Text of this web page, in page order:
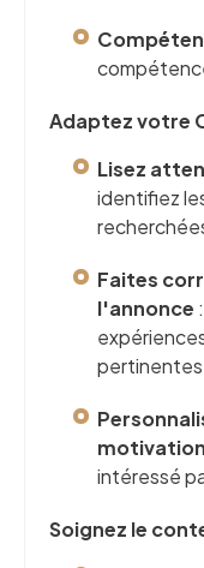
Adaptez votre
Lisez
identifiez
Faites
l'annonce
pertinentes
motivation
intéressé
Soignez le